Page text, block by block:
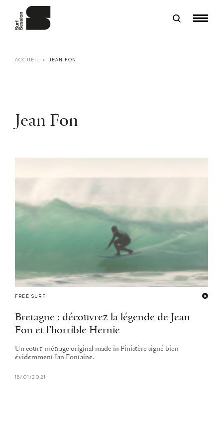
ACCUEIL JEAN FON
Jean Fon
FREE SURF
Bretagne : découvrez la légende de Jean
Fon et l’horrible Hernie
Un court-métrage original made in Finistère signé bien
évidemment Ian Fontaine.
18/01/2021